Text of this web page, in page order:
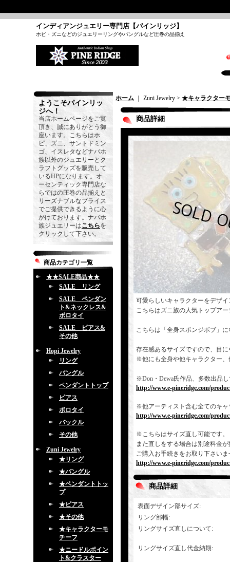
インディアンジュエリー専門店【パインリッジ】
ホピ・ズニなどのジュエリーリングやバングルなど圧巻の品揃え
ようこそパインリッ
ジへ！
当店ホームページをご覧
頂き、誠にありがとう御
座います。こちらはホ
ピ、ズニ、サントドミン
ゴ、イスレタなどナバホ
族以外のジュエリーとク
ラフトグッズを販売して
いるHPになります。オ
ーセンティック専門店な
らではの圧巻の品揃えと
リーズナブルなプライス
でご提供できるように心
がけております。ナバホ
族ジュエリーはこちらを
クリックして下さい。
商品カテゴリ一覧
★★SALE商品★★
SALE リング
SALE ペンダン
ト&ネックレス&
ボロタイ
SALE ピアス&
その他
Hopi Jewelry
リング
バングル
ペンダントトップ
ピアス
ボロタイ
バックル
その他
Zuni Jewelry
★リング
★バングル
★ペンダントトッ
プ
★ピアス
★その他
★キャラクターモ
チーフ
★ニードルポイン
ト&クラスター
ホーム ｜ Zuni Jewelry > ★キャラクター
商品詳細
可愛らしいキャラクターをデザ
こちらはズニ族の人気トップア
こちらは「全身スポンジボブ」
存在感あるサイズですので、目
※他にも全身や他キャラクター
※Don・Dewa氏作品、多数出品
http://www.e-pineridge.com/
※他アーティスト含む全てのキ
http://www.e-pineridge.com/
※こちらはサイズ直し可能です
また直しをする場合は別途料金
ご購入お手続きをお取り下さいま
http://www.e-pineridge.com/
商品詳細
表面デザイン部サイズ:
リング部幅:
リングサイズ直しについて:
リングサイズ直し代金納期: